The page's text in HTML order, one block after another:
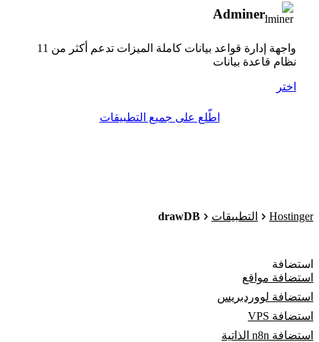
Adminer
واجهة إدارة قواعد بيانات كاملة الميزات تدعم أكثر من 11
نظام قاعدة بيانات
اختر
اطّلع على جميع التطبيقات
Hostinger التطبيقات drawDB
استضافة
استضافة مواقع
استضافة لووردبريس
استضافة VPS
استضافة n8n الذاتية